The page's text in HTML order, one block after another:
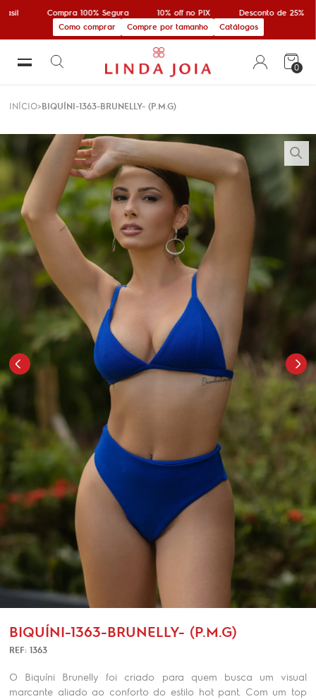
Compra 100% Segura 10% off no PIX
Desconto de 25%
Como comprar
Compre por tamanho Catálogos
0
INÍCIO BIQUÍNI-1363-BRUNELLY- (P.M.G)
BIQUÍNI-1363-BRUNELLY- (P.M.G)
REF: 1363
O Biquíni Brunelly foi criado para quem busca um visual
marcante aliado ao conforto do estilo hot pant. Com um top